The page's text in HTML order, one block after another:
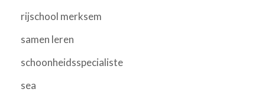
rijschool merksem
samen leren
schoonheidsspecialiste
sea